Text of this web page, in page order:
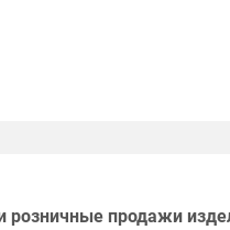
розничные продажи